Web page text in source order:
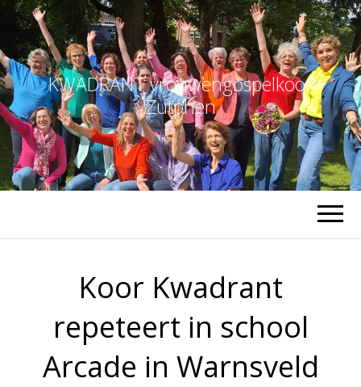
KWADRANT vrouwengospelkoor
Zutphen
Koor Kwadrant
repeteert in school
Arcade in Warnsveld